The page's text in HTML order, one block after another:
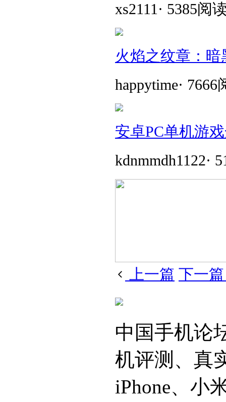
xs2111 · 5385阅
火焰之纹章：
happytime· 7666
安卓PC单机游
kdnmmdh1122·
上一篇 下一
中国手机论
机评测、真
iPhone、小